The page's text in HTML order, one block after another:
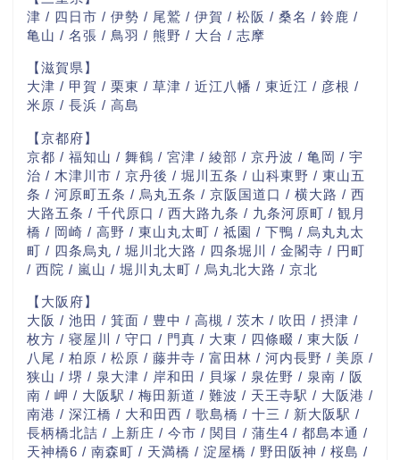
津 / 四日市 / 伊勢 / 尾鷲 / 伊賀 / 松阪 / 桑名 / 鈴鹿 /
亀山 / 名張 / 鳥羽 / 熊野 / 大台 / 志摩
【滋賀県】
大津 / 甲賀 / 栗東 / 草津 / 近江八幡 / 東近江 / 彦根 /
米原 / 長浜 / 高島
【京都府】
京都 / 福知山 / 舞鶴 / 宮津 / 綾部 / 京丹波 / 亀岡 / 宇
治 / 木津川市 / 京丹後 / 堀川五条 / 山科東野 / 東山五
条 / 河原町五条 / 烏丸五条 / 京阪国道口 / 横大路 / 西
大路五条 / 千代原口 / 西大路九条 / 九条河原町 / 観月
橋 / 岡崎 / 高野 / 東山丸太町 / 祗園 / 下鴨 / 烏丸丸太
町 / 四条烏丸 / 堀川北大路 / 四条堀川 / 金閣寺 / 円町
/ 西院 / 嵐山 / 堀川丸太町 / 烏丸北大路 / 京北
【大阪府】
大阪 / 池田 / 箕面 / 豊中 / 高槻 / 茨木 / 吹田 / 摂津 /
枚方 / 寝屋川 / 守口 / 門真 / 大東 / 四條畷 / 東大阪 /
八尾 / 柏原 / 松原 / 藤井寺 / 富田林 / 河内長野 / 美原 /
狭山 / 堺 / 泉大津 / 岸和田 / 貝塚 / 泉佐野 / 泉南 / 阪
南 / 岬 / 大阪駅 / 梅田新道 / 難波 / 天王寺駅 / 大阪港 /
南港 / 深江橋 / 大和田西 / 歌島橋 / 十三 / 新大阪駅 /
長柄橋北詰 / 上新庄 / 今市 / 関目 / 蒲生4 / 都島本通 /
天神橋6 / 南森町 / 天満橋 / 淀屋橋 / 野田阪神 / 桜島 /